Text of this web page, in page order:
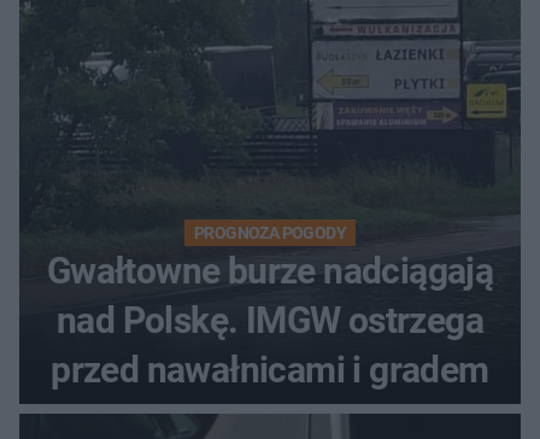
PROGNOZA POGODY
Gwałtowne burze nadciągają
nad Polskę. IMGW ostrzega
przed nawałnicami i gradem